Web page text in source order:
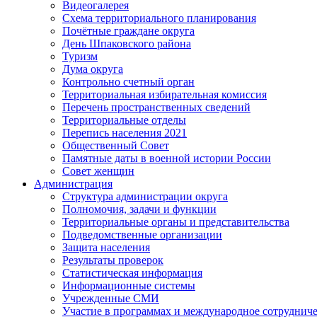
Видеогалерея
Схема территориального планирования
Почётные граждане округа
День Шпаковского района
Туризм
Дума округа
Контрольно счетный орган
Территориальная избирательная комиссия
Перечень пространственных сведений
Территориальные отделы
Перепись населения 2021
Общественный Совет
Памятные даты в военной истории России
Совет женщин
Администрация
Структура администрации округа
Полномочия, задачи и функции
Территориальные органы и представительства
Подведомственные организации
Защита населения
Результаты проверок
Статистическая информация
Информационные системы
Учрежденные СМИ
Участие в программах и международное